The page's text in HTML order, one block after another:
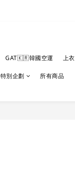
GAT🇰🇷韓國空運 上衣
特別企劃 所有商品